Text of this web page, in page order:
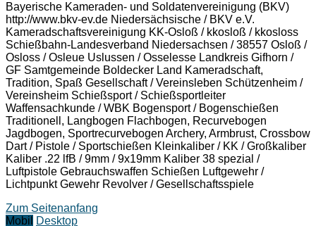
Bayerische Kameraden- und Soldatenvereinigung (BKV)
http://www.bkv-ev.de Niedersächsische / BKV e.V.
Kameradschaftsvereinigung KK-Osloß / kkosloß / kkosloss
Schießbahn-Landesverband Niedersachsen / 38557 Osloß /
Osloss / Osleue Uslussen / Osselesse Landkreis Gifhorn /
GF Samtgemeinde Boldecker Land Kameradschaft,
Tradition, Spaß Gesellschaft / Vereinsleben Schützenheim /
Vereinsheim Schießsport / Schießsportleiter
Waffensachkunde / WBK Bogensport / Bogenschießen
Traditionell, Langbogen Flachbogen, Recurvebogen
Jagdbogen, Sportrecurvebogen Archery, Armbrust, Crossbow
Dart / Pistole / Sportschießen Kleinkaliber / KK / Großkaliber
Kaliber .22 lfB / 9mm / 9x19mm Kaliber 38 spezial /
Luftpistole Gebrauchswaffen Schießen Luftgewehr /
Lichtpunkt Gewehr Revolver / Gesellschaftsspiele
Zum Seitenanfang
Mobil
Desktop